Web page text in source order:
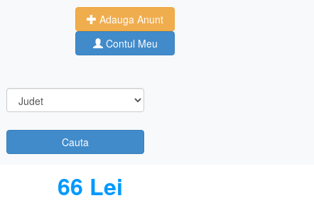
Adauga Anunt
Contul Meu
Cauta
66 Lei